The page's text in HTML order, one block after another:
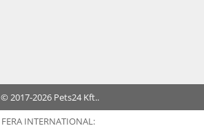
© 2017-2026 Pets24 Kft..
FERA INTERNATIONAL: